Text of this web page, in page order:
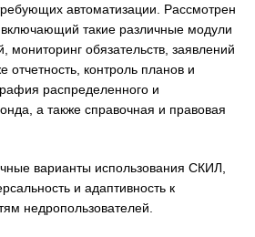
автоматизации. Рассмотрен
такие различные модули
мониторинг обязательств, заявлений
отчетность, контроль планов и
распределенного и
а также справочная и правовая
варианты использования СКИЛ,
и адаптивность к
недропользователей.